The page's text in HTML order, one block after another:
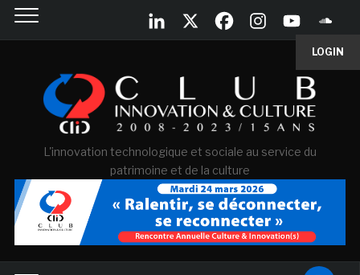
LOGIN
L'innovation technologique et sociale au service du
patrimoine et de la culture